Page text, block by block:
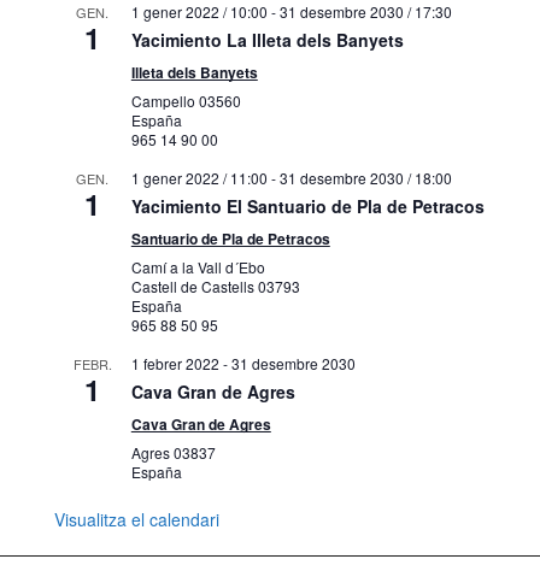
GEN.
1
1 gener 2022 / 10:00 -31 desembre 2030 / 17:30
Yacimiento La Illeta dels Banyets
Illeta dels Banyets
Campello 03560
España
965 14 90 00
GEN.
1
1 gener 2022 / 11:00 -31 desembre 2030 / 18:00
Yacimiento El Santuario de Pla de Petracos
Santuario de Pla de Petracos
Camí a la Vall d´Ebo
Castell de Castells03793
España
965 88 50 95
FEBR.
1
1 febrer 2022 -31 desembre 2030
Cava Gran de Agres
Cava Gran de Agres
Agres03837
España
Visualitza el calendari